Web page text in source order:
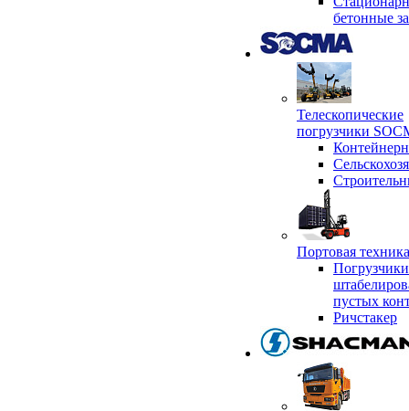
бетонные
Телескопические
погрузчики
Портовая
пустых
Ричстакер